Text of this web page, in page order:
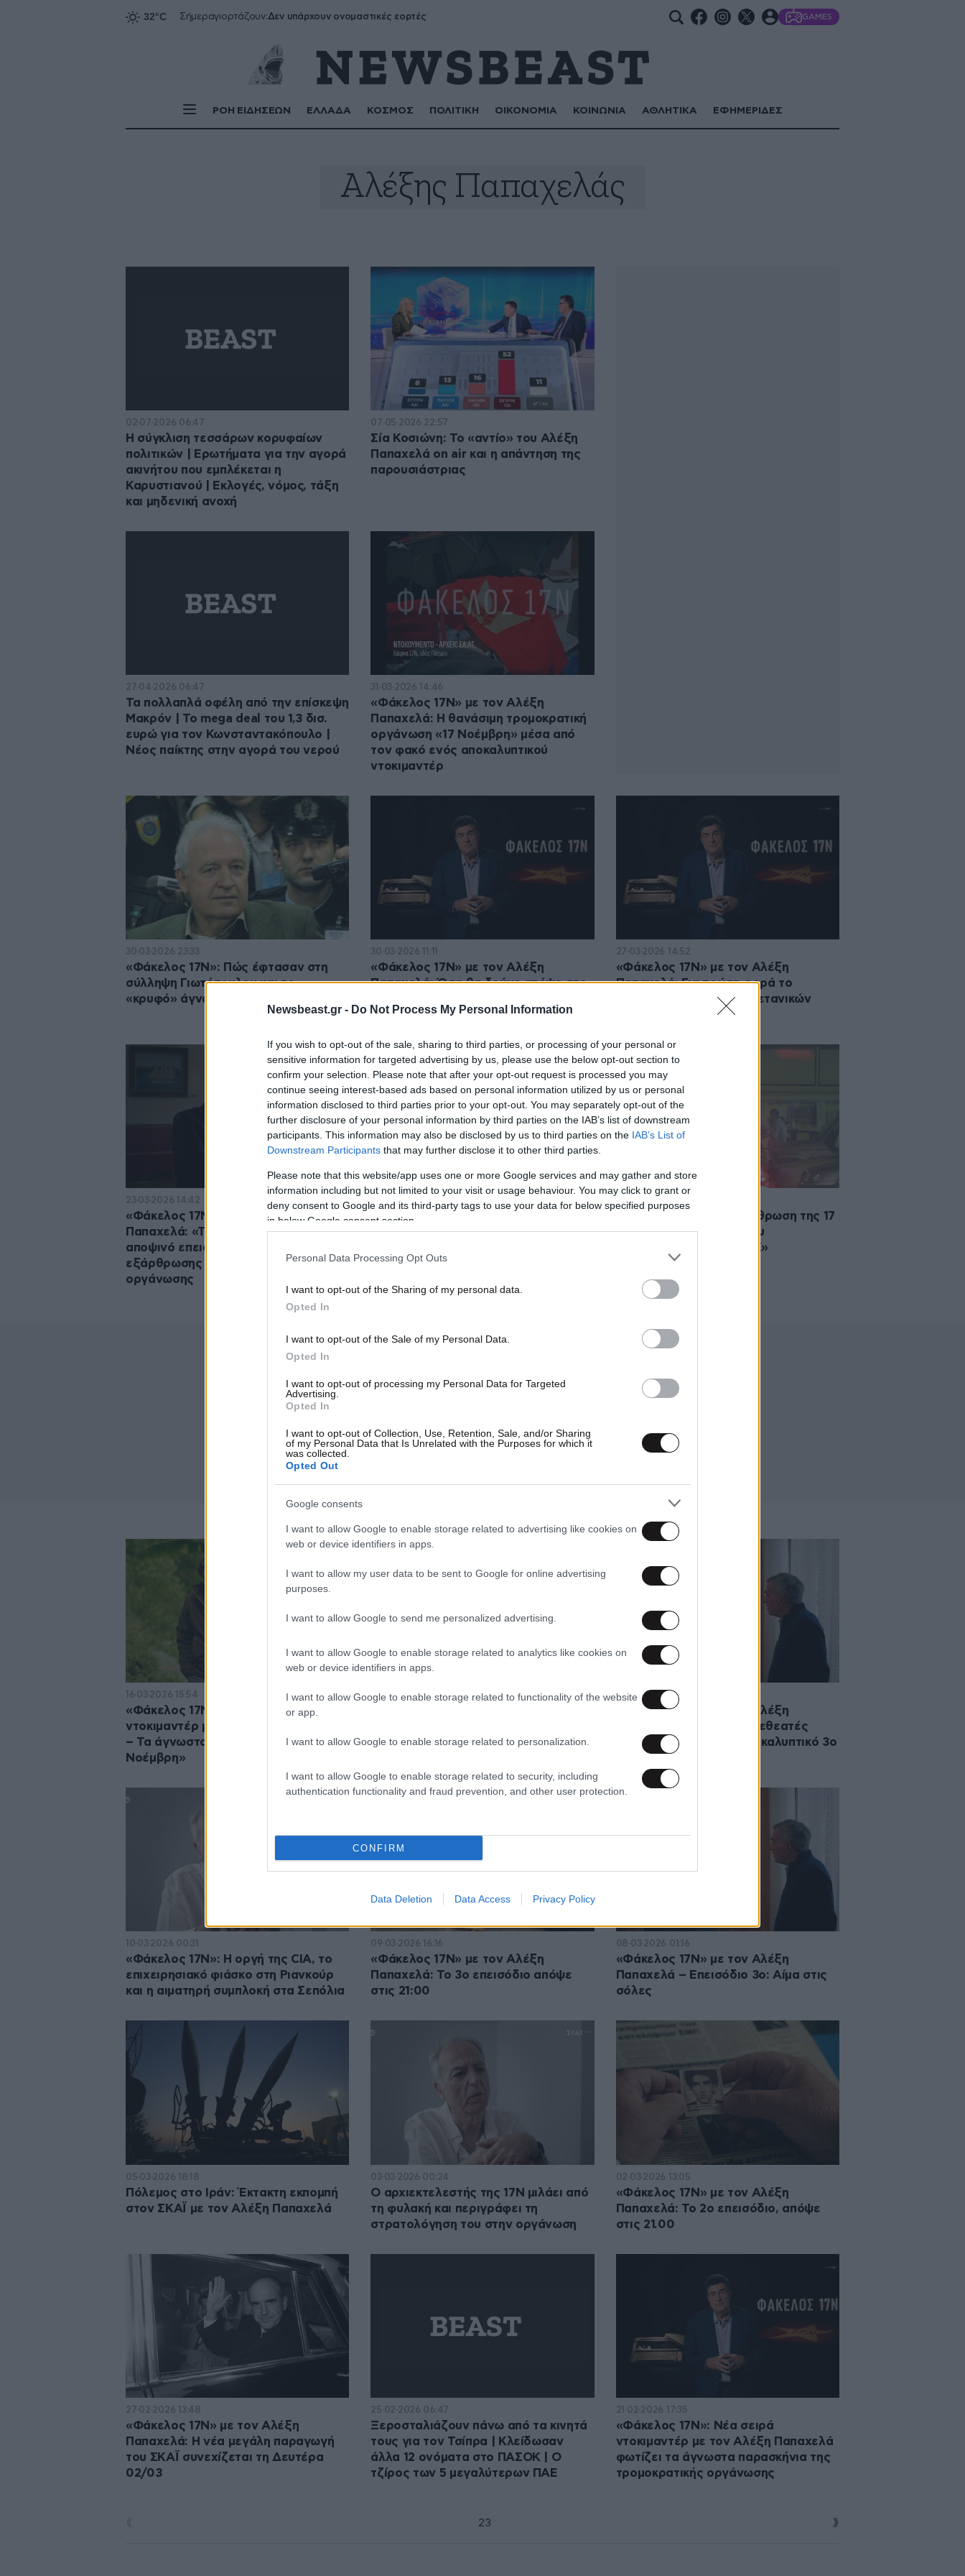
Newsbeast.gr - Do Not Process My Personal Information
If you wish to opt-out of the sale, sharing to third parties, or processing of your personal or
sensitive information for targeted advertising by us, please use the below opt-out section to
confirm your selection. Please note that after your opt-out request is processed you may
continue seeing interest-based ads based on personal information utilized by us or personal
information disclosed to third parties prior to your opt-out. You may separately opt-out of the
further disclosure of your personal information by third parties on the IAB’s list of downstream
participants. This information may also be disclosed by us to third parties on the IAB’s List of
Downstream Participants that may further disclose it to other third parties.
Please note that this website/app uses one or more Google services and may gather and store
information including but not limited to your visit or usage behaviour. You may click to grant or
deny consent to Google and its third-party tags to use your data for below specified purposes
in below Google consent section.
Personal Data Processing Opt Outs
I want to opt-out of the Sharing of my personal data.
Opted In
I want to opt-out of the Sale of my Personal Data.
Opted In
I want to opt-out of processing my Personal Data for Targeted
Advertising.
Opted In
I want to opt-out of Collection, Use, Retention, Sale, and/or Sharing
of my Personal Data that Is Unrelated with the Purposes for which it
was collected.
Opted Out
Google consents
I want to allow Google to enable storage related to advertising like cookies on
web or device identifiers in apps.
I want to allow my user data to be sent to Google for online advertising
purposes.
I want to allow Google to send me personalized advertising.
I want to allow Google to enable storage related to analytics like cookies on
web or device identifiers in apps.
I want to allow Google to enable storage related to functionality of the website
or app.
I want to allow Google to enable storage related to personalization.
I want to allow Google to enable storage related to security, including
authentication functionality and fraud prevention, and other user protection.
CONFIRM
Data Deletion Data Access Privacy Policy
Σήμεραγιορτάζουν:Δεν υπάρχουν ονομαστικές εορτές GAMES
ΡΟΗ ΕΙΔΗΣΕΩΝ ΕΛΛΑΔΑ ΚΟΣΜΟΣ ΠΟΛΙΤΙΚΗ ΟΙΚΟΝΟΜΙΑ ΚΟΙΝΩΝΙΑ ΑΘΛΗΤΙΚΑ ΕΦΗΜΕΡΙΔΕΣ
Αλέξης Παπαχελάς
02·07·2026 06:47
Η σύγκλιση τεσσάρων κορυφαίων
πολιτικών | Ερωτήματα για την αγορά
ακινήτου που εμπλέκεται η
Καρυστιανού | Εκλογές, νόμος, τάξη
και μηδενική ανοχή
07·05·2026 22:57
Σία Κοσιώνη: Το «αντίο» του Αλέξη
Παπαχελά on air και η απάντηση της
παρουσιάστριας
27·04·2026 06:47
Τα πολλαπλά οφέλη από την επίσκεψη
Μακρόν | Το mega deal του 1,3 δισ.
ευρώ για τον Κωνσταντακόπουλο |
Νέος παίκτης στην αγορά του νερού
31·03·2026 14:46
«Φάκελος 17Ν» με τον Αλέξη
Παπαχελά: Η θανάσιμη τρομοκρατική
οργάνωση «17 Νοέμβρη» μέσα από
τον φακό ενός αποκαλυπτικού
ντοκιμαντέρ
30·03·2026 23:33
«Φάκελος 17Ν»: Πώς έφτασαν στη
σύλληψη Γιωτόπουλου και το
«κρυφό» άγνωστο βρετανικό σχέδιο
30·03·2026 11:11
«Φάκελος 17Ν» με τον Αλέξη
Παπαχελά: Όσα θα δούμε απόψε στο
27·03·2026 14:52
«Φάκελος 17Ν» με τον Αλέξη
Παπαχελά: Για πρώτη φορά το
άγνωστο σχέδιο των βρετανικών
μυστικών υπηρεσιών
23·03·2026 14:42
«Φάκελος 17Ν» με τον Αλέξη
Παπαχελά: «Το μοιραίο λάθος» στο
αποψινό επεισόδιο – Το θρίλερ της
εξάρθρωσης της τρομοκρατικής
οργάνωσης
20·03·2026 22:50
«Το μοιραίο λάθος»: Ο «Φάκελος
17Ν» αποκαλύπτει τα βίντεο της
17·03·2026 00:16
Η πορεία προς την εξάρθρωση της 17
Νοέμβρη και ο ρόλος του
μυστηριώδους «κύριου Χ»
16·03·2026 15:54
«Φάκελος 17Ν»: Απόψε η νέα σειρά
ντοκιμαντέρ με τον Αλέξη Παπαχελά
– Τα άγνωστα παρασκήνια της «17
Νοέμβρη»
13·03·2026 14:50
παραγωγή του ΣΚΑΪ
10·03·2026 16:30
«Φάκελος 17Ν» με τον Αλέξη
Παπαχελά: 1.035.336 τηλεθεατές
παρακολούθησαν το αποκαλυπτικό 3ο
επεισόδιο
10·03·2026 00:31
«Φάκελος 17Ν»: Η οργή της CIA, το
επιχειρησιακό φιάσκο στη Ριανκούρ
και η αιματηρή συμπλοκή στα Σεπόλια
09·03·2026 16:16
«Φάκελος 17Ν» με τον Αλέξη
Παπαχελά: Το 3ο επεισόδιο απόψε
στις 21:00
08·03·2026 01:16
«Φάκελος 17Ν» με τον Αλέξη
Παπαχελά – Επεισόδιο 3ο: Αίμα στις
σόλες
05·03·2026 18:18
Πόλεμος στο Ιράν: Έκτακτη εκπομπή
στον ΣΚΑΪ με τον Αλέξη Παπαχελά
03·03·2026 00:24
Ο αρχιεκτελεστής της 17Ν μιλάει από
τη φυλακή και περιγράφει τη
στρατολόγηση του στην οργάνωση
02·03·2026 13:05
«Φάκελος 17Ν» με τον Αλέξη
Παπαχελά: Το 2ο επεισόδιο, απόψε
στις 21.00
27·02·2026 13:48
«Φάκελος 17Ν» με τον Αλέξη
Παπαχελά: Η νέα μεγάλη παραγωγή
του ΣΚΑΪ συνεχίζεται τη Δευτέρα
02/03
25·02·2026 06:47
Ξεροσταλιάζουν πάνω από τα κινητά
τους για τον Τσίπρα | Κλείδωσαν
άλλα 12 ονόματα στο ΠΑΣΟΚ | Ο
τζίρος των 5 μεγαλύτερων ΠΑΕ
21·02·2026 17:35
«Φάκελος 17Ν»: Νέα σειρά
ντοκιμαντέρ με τον Αλέξη Παπαχελά
φωτίζει τα άγνωστα παρασκήνια της
τρομοκρατικής οργάνωσης
23